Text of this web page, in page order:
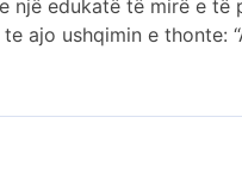
edukatë të mirë e të
ajo ushqimin e thonte: